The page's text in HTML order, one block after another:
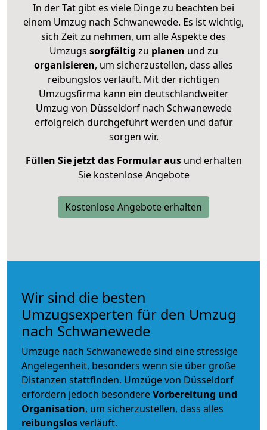
In der Tat gibt es viele Dinge zu beachten bei
einem Umzug nach Schwanewede. Es ist wichtig,
sich Zeit zu nehmen, um alle Aspekte des
Umzugs sorgfältig zu planen und zu
organisieren, um sicherzustellen, dass alles
reibungslos verläuft. Mit der richtigen
Umzugsfirma kann ein deutschlandweiter
Umzug von Düsseldorf nach Schwanewede
erfolgreich durchgeführt werden und dafür
sorgen wir.
Füllen Sie jetzt das Formular ausund erhalten
Sie kostenlose Angebote
Kostenlose Angebote erhalten
Wir sind die besten
Umzugsexperten für den Umzug
nach Schwanewede
Umzüge nach Schwanewede sind eine stressige
Angelegenheit, besonders wenn sie über große
Distanzen stattfinden. Umzüge von Düsseldorf
erfordern jedoch besondereVorbereitung und
Organisation, um sicherzustellen, dass alles
reibungslosverläuft.